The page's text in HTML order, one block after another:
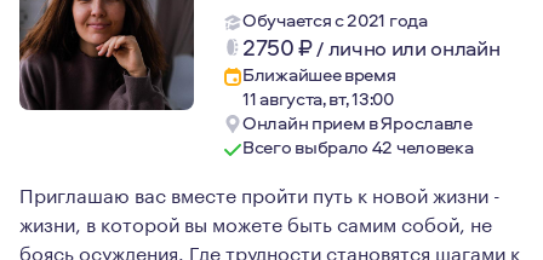
Обучается с 2021 года
2750₽/лично или онлайн
Ближайшее время
11 августа, вт, 13:00
Онлайн прием в Ярославле
Всего выбрало 42 человека
Приглашаю вас вместе пройти путь к новой жизни -
жизни, в которой вы можете быть самим собой, не
боясь осуждения. Где трудности становятся шагами к